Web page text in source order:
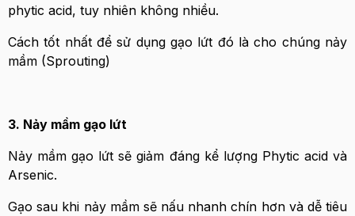
phytic acid, tuy nhiên không nhiều.
Cách tốt nhất để sử dụng gạo lứt đó là cho chúng nảy
mầm (Sprouting)
3. Nảy mầm gạo lứt
Nảy mầm gạo lứt sẽ giảm đáng kể lượng Phytic acid và
Arsenic.
Gạo sau khi nảy mầm sẽ nấu nhanh chín hơn và dễ tiêu